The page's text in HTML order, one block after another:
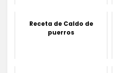
Receta de Caldo de
puerros